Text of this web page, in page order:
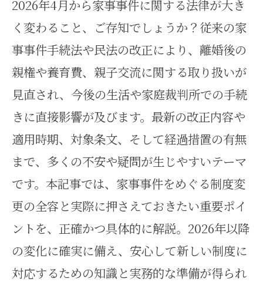
2026年4月から家事事件に関する法律が大き
く変わること、ご存知でしょうか？従来の家
事事件手続法や民法の改正により、離婚後の
親権や養育費、親子交流に関する取り扱いが
見直され、今後の生活や家庭裁判所での手続
きに直接影響が及びます。最新の改正内容や
適用時期、対象条文、そして経過措置の有無
まで、多くの不安や疑問が生じやすいテーマ
です。本記事では、家事事件をめぐる制度変
更の全容と実際に押さえておきたい重要ポイ
ントを、正確かつ具体的に解説。2026年以降
の変化に確実に備え、安心して新しい制度に
対応するための知識と実務的な準備が得られ